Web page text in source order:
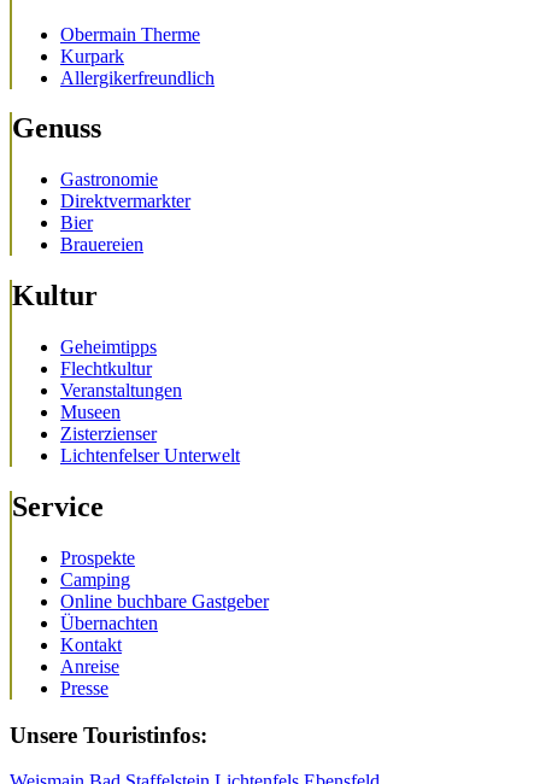
Obermain Therme
Kurpark
Allergikerfreundlich
Genuss
Gastronomie
Direktvermarkter
Bier
Brauereien
Kultur
Geheimtipps
Flechtkultur
Veranstaltungen
Museen
Zisterzienser
Lichtenfelser Unterwelt
Service
Prospekte
Camping
Online buchbare Gastgeber
Übernachten
Kontakt
Anreise
Presse
Unsere Touristinfos: